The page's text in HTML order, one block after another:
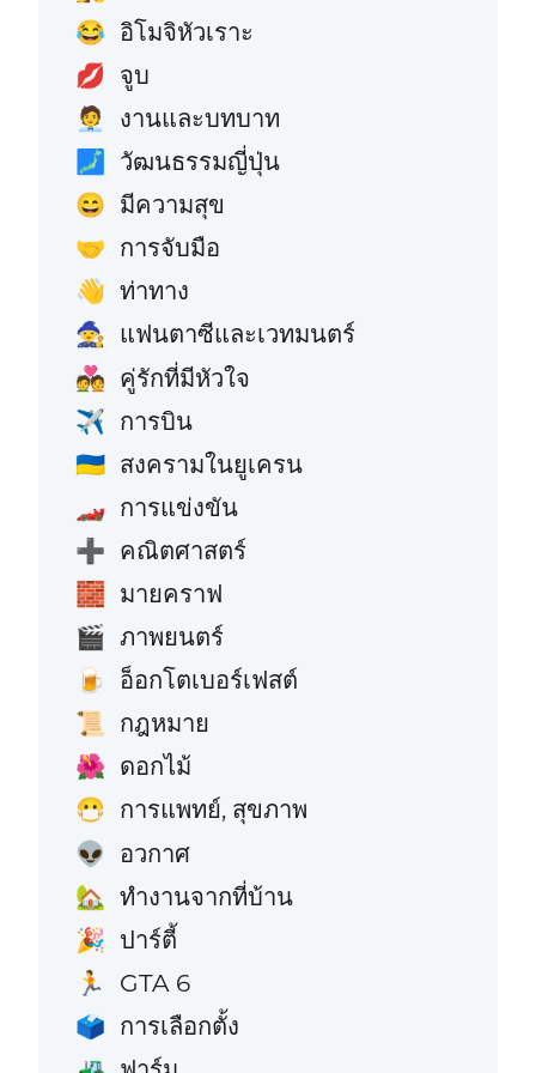
😂 อิโมจิหัวเราะ
💋 จูบ
🧑‍💼 งานและบทบาท
🗾 วัฒนธรรมญี่ปุ่น
😄 มีความสุข
🤝 การจับมือ
👋 ท่าทาง
🧙 แฟนตาซีและเวทมนตร์
💑 คู่รักที่มีหัวใจ
✈️ การบิน
🇺🇦 สงครามในยูเครน
🏎️ การแข่งขัน
➕ คณิตศาสตร์
🧱 มายคราฟ
🎬 ภาพยนตร์
🍺 อ็อกโตเบอร์เฟสต์
📜 กฎหมาย
🌺 ดอกไม้
😷 การแพทย์, สุขภาพ
👽 อวกาศ
🏡 ทำงานจากที่บ้าน
🎉 ปาร์ตี้
🏃 GTA 6
🗳️ การเลือกตั้ง